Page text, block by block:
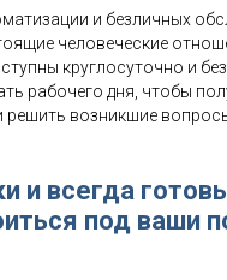
и безличных
человеческие
круглосуточно и
рабочего дня, чтобы
решить возникшие
и всегда
под ваши